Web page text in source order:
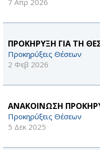
ΠΡΟΚΗΡΥΞΗ ΓΙΑ ΤΗ
Προκηρύξεις Θέσεων
2 Φεβ 2026
ΑΝΑΚΟΙΝΩΣΗ
Προκηρύξεις Θέσεων
5 Δεκ 2025